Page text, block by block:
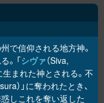
で信仰される地方神。
。「シヴァ（Siva,
生まれた神とされる。不
）」に奪われたとき、
しこれを奪い返した